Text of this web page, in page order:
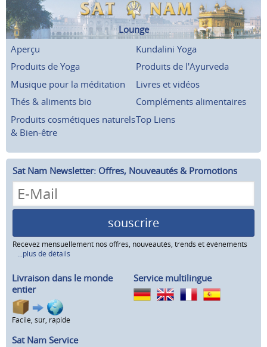
Lounge
Aperçu
Kundalini Yoga
Produits de Yoga
Produits de l'Ayurveda
Musique pour la méditation
Livres et vidéos
Thés & aliments bio
Compléments alimentaires
Produits cosmétiques naturels
& Bien-être
Top Liens
Sat Nam Newsletter: Offres, Nouveautés & Promotions
souscrire
Recevez mensuellement nos offres, nouveautés, trends et événements
...plus de détails
Livraison dans le monde
entier
Facile, sûr, rapide
Service multilingue
Sat Nam Service